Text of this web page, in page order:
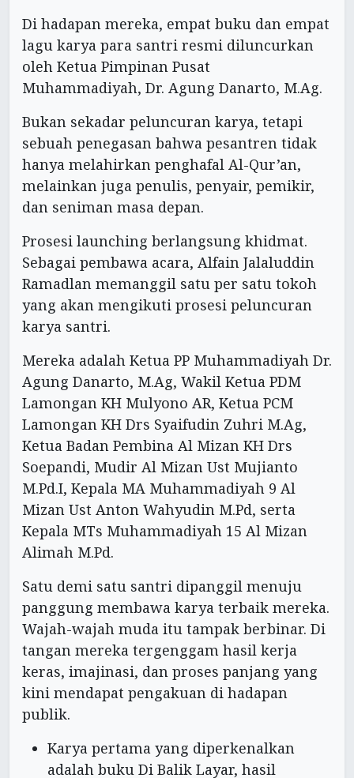
Di hadapan mereka, empat buku dan empat
lagu karya para santri resmi diluncurkan
oleh Ketua Pimpinan Pusat
Muhammadiyah, Dr. Agung Danarto, M.Ag.
Bukan sekadar peluncuran karya, tetapi
sebuah penegasan bahwa pesantren tidak
hanya melahirkan penghafal Al-Qur’an,
melainkan juga penulis, penyair, pemikir,
dan seniman masa depan.
Prosesi launching berlangsung khidmat.
Sebagai pembawa acara, Alfain Jalaluddin
Ramadlan memanggil satu per satu tokoh
yang akan mengikuti prosesi peluncuran
karya santri.
Mereka adalah Ketua PP Muhammadiyah Dr.
Agung Danarto, M.Ag, Wakil Ketua PDM
Lamongan KH Mulyono AR, Ketua PCM
Lamongan KH Drs Syaifudin Zuhri M.Ag,
Ketua Badan Pembina Al Mizan KH Drs
Soepandi, Mudir Al Mizan Ust Mujianto
M.Pd.I, Kepala MA Muhammadiyah 9 Al
Mizan Ust Anton Wahyudin M.Pd, serta
Kepala MTs Muhammadiyah 15 Al Mizan
Alimah M.Pd.
Satu demi satu santri dipanggil menuju
panggung membawa karya terbaik mereka.
Wajah-wajah muda itu tampak berbinar. Di
tangan mereka tergenggam hasil kerja
keras, imajinasi, dan proses panjang yang
kini mendapat pengakuan di hadapan
publik.
Karya pertama yang diperkenalkan
adalah buku Di Balik Layar, hasil